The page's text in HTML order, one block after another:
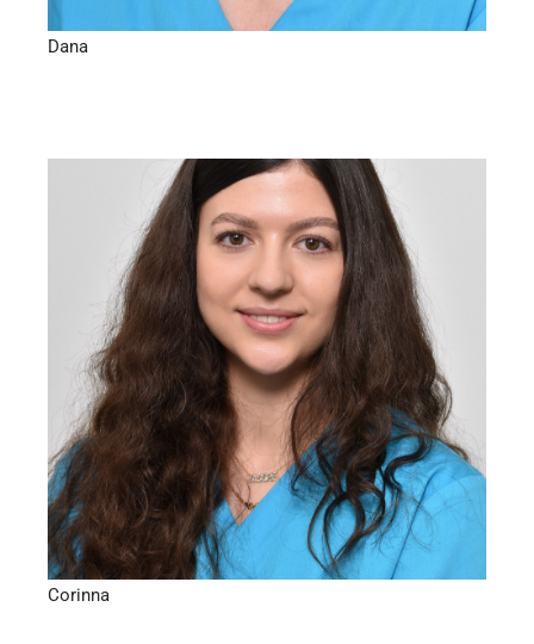
Dana
Elternzeit – Zahnmedizinische Fachangestellte, KFO-
Assistenz
Corinna